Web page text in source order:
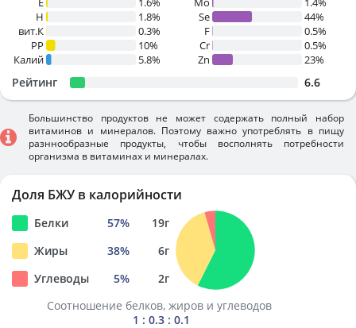
H
1.8%
вит.К
0.3%
PP
10%
Калий
5.8%
Se
44%
F
0.5%
Cr
0.5%
Zn
23%
Рейтинг 6.6
Большинство продуктов не может содержать полный набор
витаминов и минералов. Поэтому важно употреблять в пищу
разннообразные продукты, чтобы восполнять потребности
организма в витаминах и минералах.
Доля БЖУ в калорийности
Белки 57% 19г
Жиры
38% 6г
Углеводы
5% 2г
Соотношение белков, жиров и углеводов
1 : 0.3 : 0.1